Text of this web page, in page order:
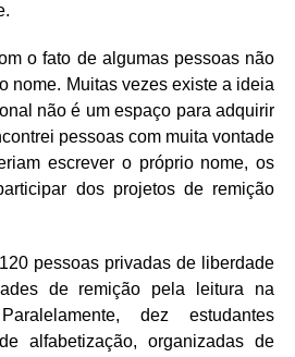
o fato de algumas pessoas não
nome. Muitas vezes existe a ideia
não é um espaço para adquirir
pessoas com muita vontade
escrever o próprio nome, os
dos projetos de remição
pessoas privadas de liberdade
de remição pela leitura na
dez estudantes
alfabetização, organizadas de